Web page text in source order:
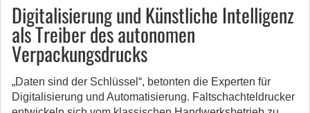
Digitalisierung und Künstliche Intelligenz
als Treiber des autonomen
Verpackungsdrucks
„Daten sind der Schlüssel“, betonten die Experten für
Digitalisierung und Automatisierung. Faltschachteldrucker